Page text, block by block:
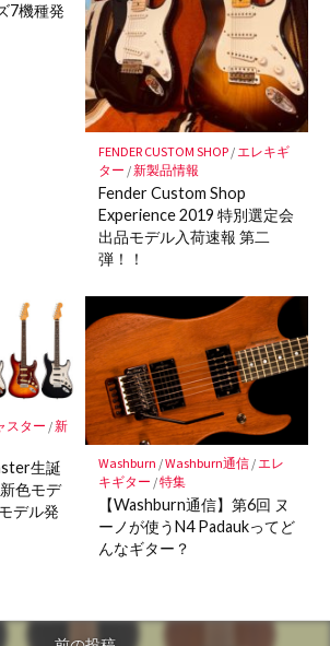
7機種発
FENDER CUSTOM SHOP/ エレキギ
ター /新製品情報
Fender Custom Shop
Experience 2019 特別選定会
出品モデル入荷速報 第二
弾！！
スター /新
生誕
色モデ
デル発
Washburn /Washburn通信/エレ
キギター /特集
【Washburn通信】第6回 ヌ
ーノが使うN4 Padaukってど
んなギター？